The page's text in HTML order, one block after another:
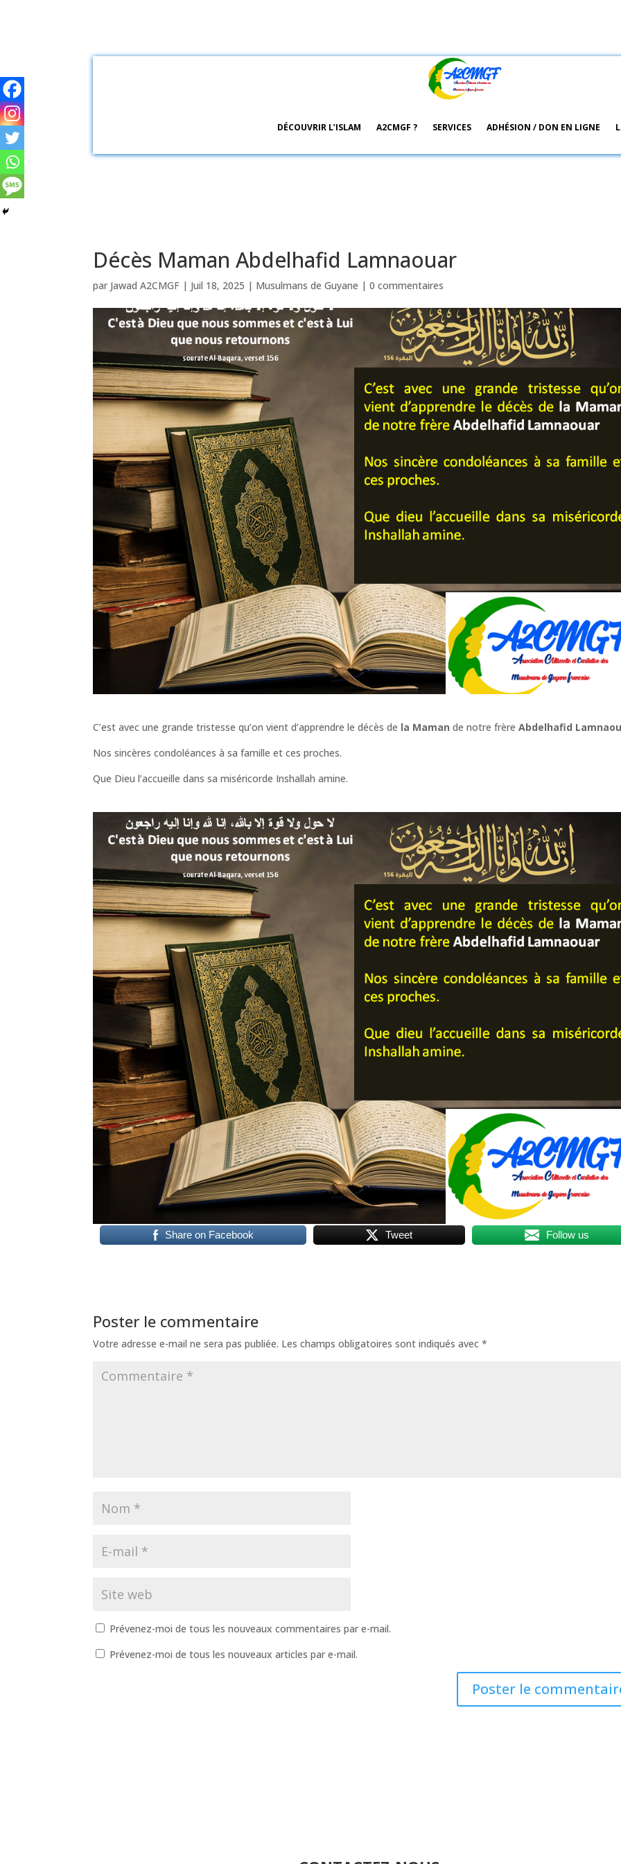
DÉCOUVRIR L’ISLAM A2CMGF ? SERVICES ADHÉSION / DON EN LIGNE
Décès Maman Abdelhafid Lamnaouar
par Jawad A2CMGF | Juil 18, 2025 | Musulmans de Guyane |0 commentaires
C’est avec une grande tristesse qu’on vient d’apprendre le décès de la Mamande notre frèreAbdelhafid
Nos sincères condoléances à sa famille et ces proches.
Que Dieu l’accueille dans sa miséricorde Inshallah amine.
Share on Facebook Tweet Follow us
Poster le commentaire
Votre adresse e-mail ne sera pas publiée. Les champs obligatoires sont indiqués avec*
Prévenez-moi de tous les nouveaux commentaires par e-mail.
Prévenez-moi de tous les nouveaux articles par e-mail.